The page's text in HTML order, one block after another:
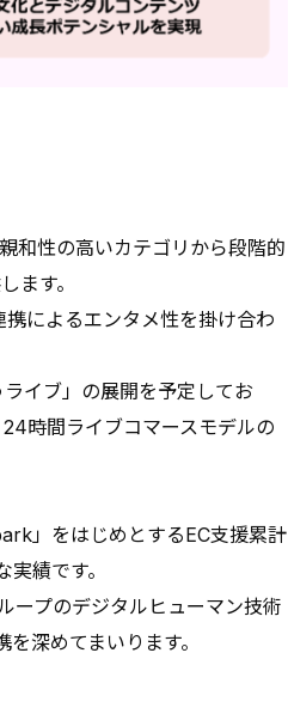
和性の高いカテゴリから段階的
ます。
によるエンタメ性を掛け合わ
イブ」の展開を予定してお
時間ライブコマースモデルの
」をはじめとするEC支援累計
績です。
プのデジタルヒューマン技術
深めてまいります。